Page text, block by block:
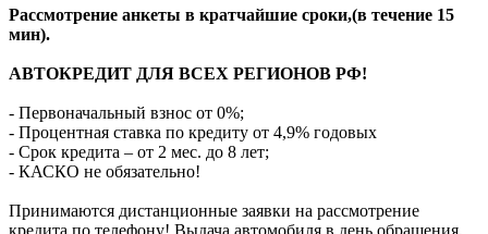
Рассмотрение анкеты в кратчайшие сроки,(в течение 15
мин).
АВТОКРЕДИТ ДЛЯ ВСЕХ РЕГИОНОВ РФ!
- Первоначальный взнос от 0%;
- Процентная ставка по кредиту от 4,9% годовых
- Срок кредита – от 2 мес. до 8 лет;
- КАСКО не обязательно!
Принимаются дистанционные заявки на рассмотрение
кредита по телефону! Выдача автомобиля в день обращения,